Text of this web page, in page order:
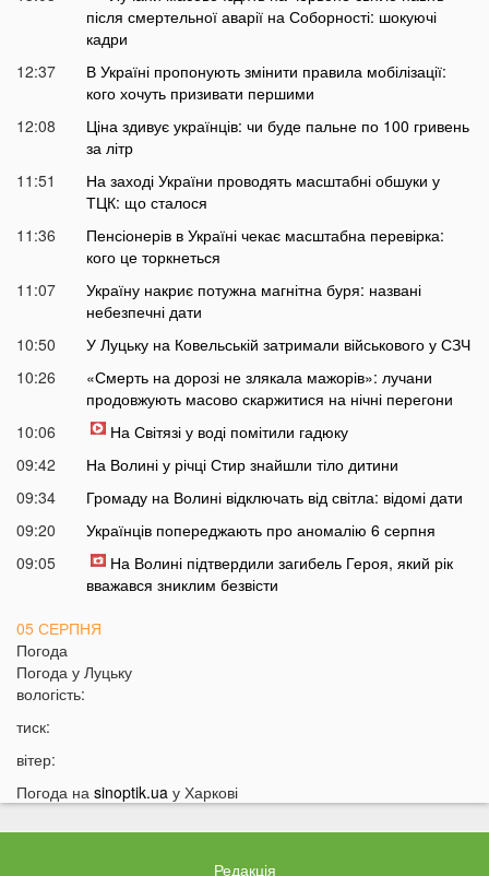
після смертельної аварії на Соборності: шокуючі
кадри
12:37
В Україні пропонують змінити правила мобілізації:
кого хочуть призивати першими
12:08
Ціна здивує українців: чи буде пальне по 100 гривень
за літр
11:51
На заході України проводять масштабні обшуки у
ТЦК: що сталося
11:36
Пенсіонерів в Україні чекає масштабна перевірка:
кого це торкнеться
11:07
Україну накриє потужна магнітна буря: названі
небезпечні дати
10:50
У Луцьку на Ковельській затримали військового у СЗЧ
10:26
«Смерть на дорозі не злякала мажорів»: лучани
продовжують масово скаржитися на нічні перегони
10:06
На Світязі у воді помітили гадюку
09:42
На Волині у річці Стир знайшли тіло дитини
09:34
Громаду на Волині відключать від світла: відомі дати
09:20
Українців попереджають про аномалію 6 серпня
09:05
На Волині підтвердили загибель Героя, який рік
вважався зниклим безвісти
05 СЕРПНЯ
21:32
У Луцьку зафіксували аномалію
20:21
19:51
19:20
Що категорично заборонено робити на Яблучний
Спас: повний перелік
Водіїв в Україні можуть оштрафувати на 1190 гривень
Погода
Погода у Луцьку
вологість:
тиск:
вітер:
Погода на sinoptik.ua у Харкові
Редакція